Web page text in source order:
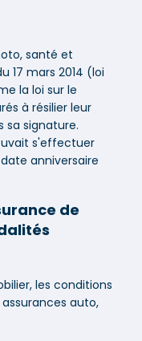
santé et
17 mars 2014 (loi
la loi sur le
à résilier leur
sa signature.
s'effectuer
anniversaire
de
les conditions
auto,